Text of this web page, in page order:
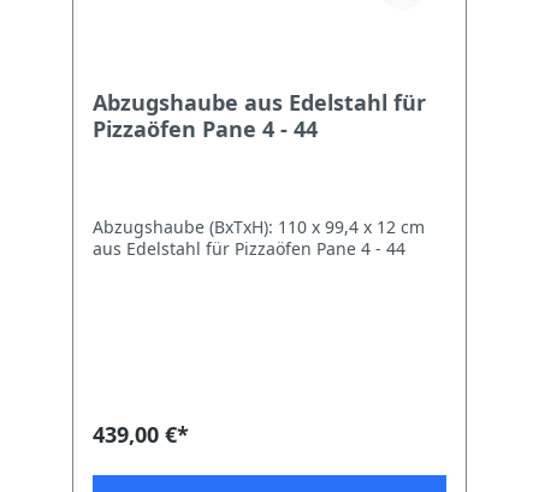
Abzugshaube aus Edelstahl für
Pizzaöfen Pane 4 - 44
Abzugshaube (BxTxH): 110 x 99,4 x 12 cm
aus Edelstahl für Pizzaöfen Pane 4 - 44
439,00 €*